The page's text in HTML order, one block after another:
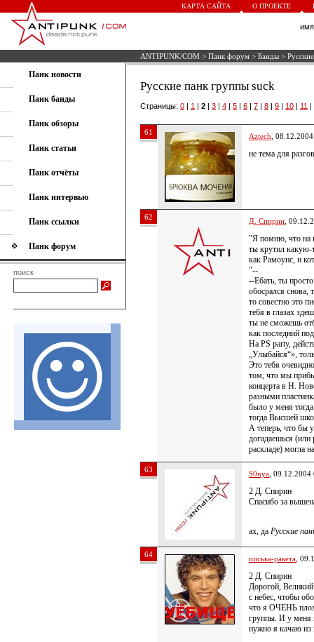
КАРТА САЙТА О ПРОЕКТЕ
ANTIPUNK/COM > Панк форум > Банды >
Панк новости
Панк банды
Панк обзоры
Панк статьи
Панк отчёты
Панк интервью
Панк ссылки
Панк форум
поиск
Русские панк группы suck
Страницы: 0 | 1 | 2 | 3 | 4 | 5 | 6 | 7 | 8 | 9 | 10 | 11 |
61 Aztech ,
не тема для
62 Д. Спирин ,
"Я помню, что на
ты крутил какую-
как Рамоунс, и
"--
--Ебать, ты
обосрался снова,
то совестно это
тебя в глазах
ты не сможешь
как последний
На PS party,
„Улыбайся“»,
Это тебя
том, что мы
концерта в Н.
разными
было у меня
тогда Высшей
А теперь, что бы
догадаешься (или
раскладе) могла
63 S0nya ,
2 Д. Спирин
Спасибо за
ах, да Русские
64 писька-ракета ,
2 Д. Спирин
Дорогой,
с небес, чтобы
что я ОЧЕНЬ
группы. И у меня
нужно я качаю из